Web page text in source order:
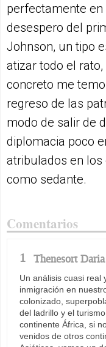
perfectamente en
desespero del
Johnson, un tipo
atizar todo el
concreto me
regreso de las
modo de salir de
diplomacia poco
atribulados en
como sedante.
Comentarios
1 Thenesort Daria
Un análisis cuasi real
inmigración en
colonizado,
del ladrillo y el
continente África, si
venidos de otros